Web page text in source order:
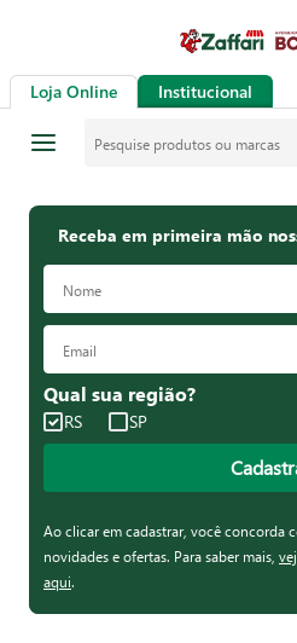
Loja Online Institucional
Receba em primeira mão
Qual sua região?
RS SP
Ao clicar em cadastrar, você concorda
novidades e ofertas. Para saber mais,
aqui.